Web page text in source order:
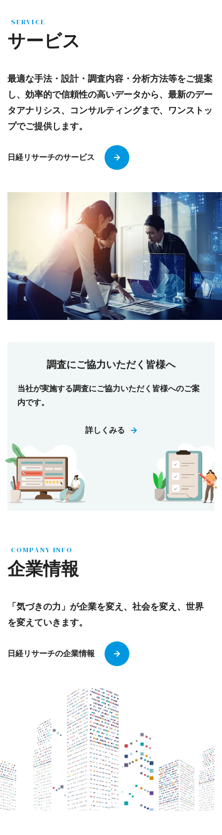
SERVICE
サービス
最適な手法・設計・調査内容・分析方法等をご提案
し、効率的で信頼性の高いデータから、最新のデー
タアナリシス、コンサルティングまで、ワンストッ
プでご提供します。
日経リサーチのサービス
調査にご協力いただく皆様へ
当社が実施する調査にご協力いただく皆様へのご案
内です。
詳しくみる
COMPANY INFO
企業情報
「気づきの力」が企業を変え、社会を変え、世界
を変えていきます。
日経リサーチの企業情報